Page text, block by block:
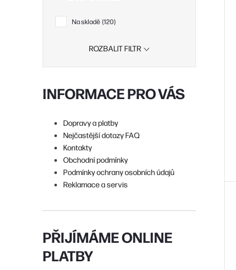
Na skladě 120
ROZBALIT FILTR
INFORMACE PRO VÁS
Dopravy a platby
Nejčastější dotazy FAQ
Kontakty
Obchodní podmínky
Podmínky ochrany osobních údajů
Reklamace a servis
PŘIJÍMÁME ONLINE
PLATBY